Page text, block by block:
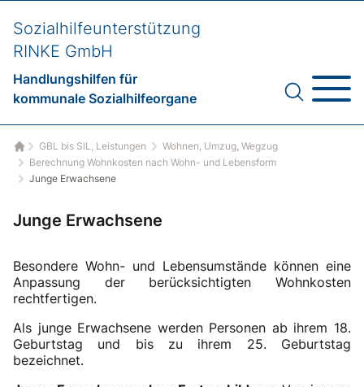
Sozialhilfeunterstützung
RINKE GmbH
Handlungshilfen für
kommunale Sozialhilfeorgane
Startseite
GBL bis SIL, Leistungen
Wohnen, Umzug, Wegzug
Berechnung Wohnkosten nach Wohn- und Lebensform
Junge Erwachsene
Junge Erwachsene
Besondere Wohn- und Lebensumstände können eine
Anpassung der berücksichtigten Wohnkosten
rechtfertigen.
Als junge Erwachsene werden Personen ab ihrem 18.
Geburtstag und bis zu ihrem 25. Geburtstag
bezeichnet.